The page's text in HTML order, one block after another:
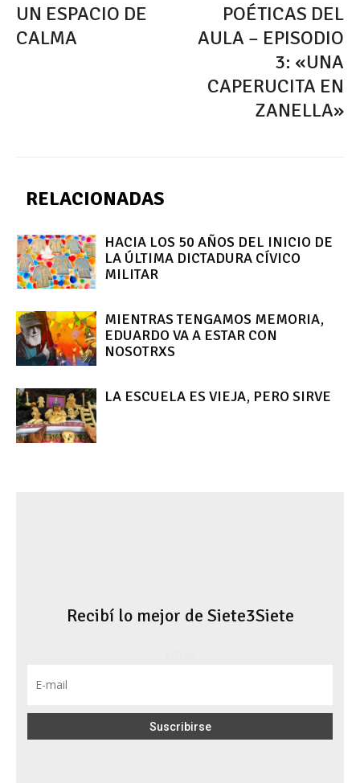
UN ESPACIO DE
CALMA
POÉTICAS DEL
AULA – EPISODIO
3: «UNA
CAPERUCITA EN
ZANELLA»
RELACIONADAS
HACIA LOS 50 AÑOS DEL INICIO DE
LA ÚLTIMA DICTADURA CÍVICO
MILITAR
MIENTRAS TENGAMOS MEMORIA,
EDUARDO VA A ESTAR CON
NOSOTRXS
LA ESCUELA ES VIEJA, PERO SIRVE
Recibí lo mejor de Siete3Siete